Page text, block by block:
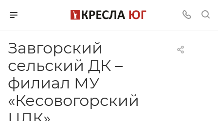
Завгорский
сельский ДК –
филиал МУ
«Кесовогорский